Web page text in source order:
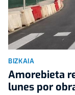
BIZKAIA
Amorebieta
lunes por